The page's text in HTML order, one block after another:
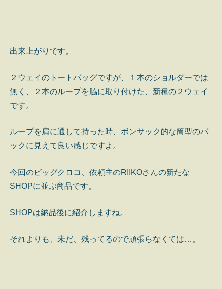
出来上がりです。
２ウェイのトートバッグですが、１本のショルダーでは
無く、２本のループを脇に取り付けた、新種の２ウェイ
です。
ループを肩に通して持った時、ボンサック的な筒型のバ
ックに見えて良い感じですよ。
今回のビッグクロコ、依頼主のRIIKOさんの新たな
SHOPに並ぶ商品です。
SHOPは納品後に紹介しますね。
それよりも、未だ、残ってるので頑張らなくては…。